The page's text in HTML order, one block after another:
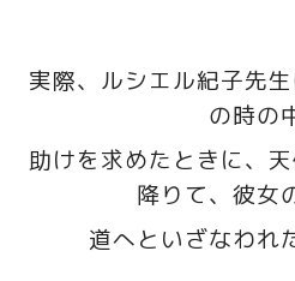
実際、ルシエル紀子先
の時の
助けを求めたときに、
降りて、彼女
道へといざなわれ